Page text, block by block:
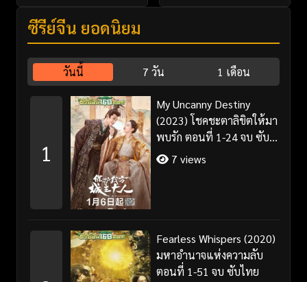
ซีรี่ย์จีน ยอดนิยม
วันนี้ 7 วัน 1 เดือน
1
My Uncanny Destiny
(2023) โชคชะตาลิขิตให้มา
พบรัก ตอนที่ 1-24 จบ ซับ
ไทย/พากย์ไทย
7 views
Fearless Whispers (2020)
มหาอำนาจแห่งความลับ
ตอนที่ 1-51 จบ ซับไทย